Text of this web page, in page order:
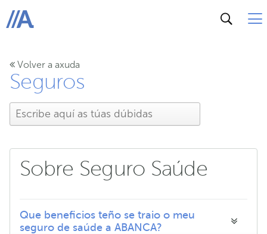
ABANCA
Volver a axuda
Seguros
Sobre Seguro Saúde
Que beneficios teño se traio o meu
seguro de saúde a ABANCA?